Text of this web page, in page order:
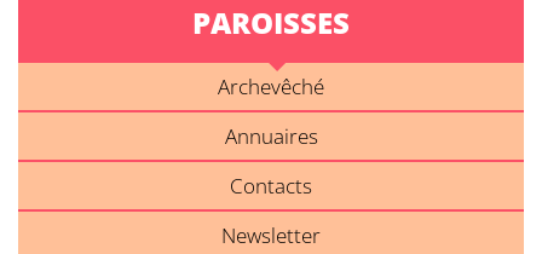
PAROISSES
Archevêché
Annuaires
Contacts
Newsletter